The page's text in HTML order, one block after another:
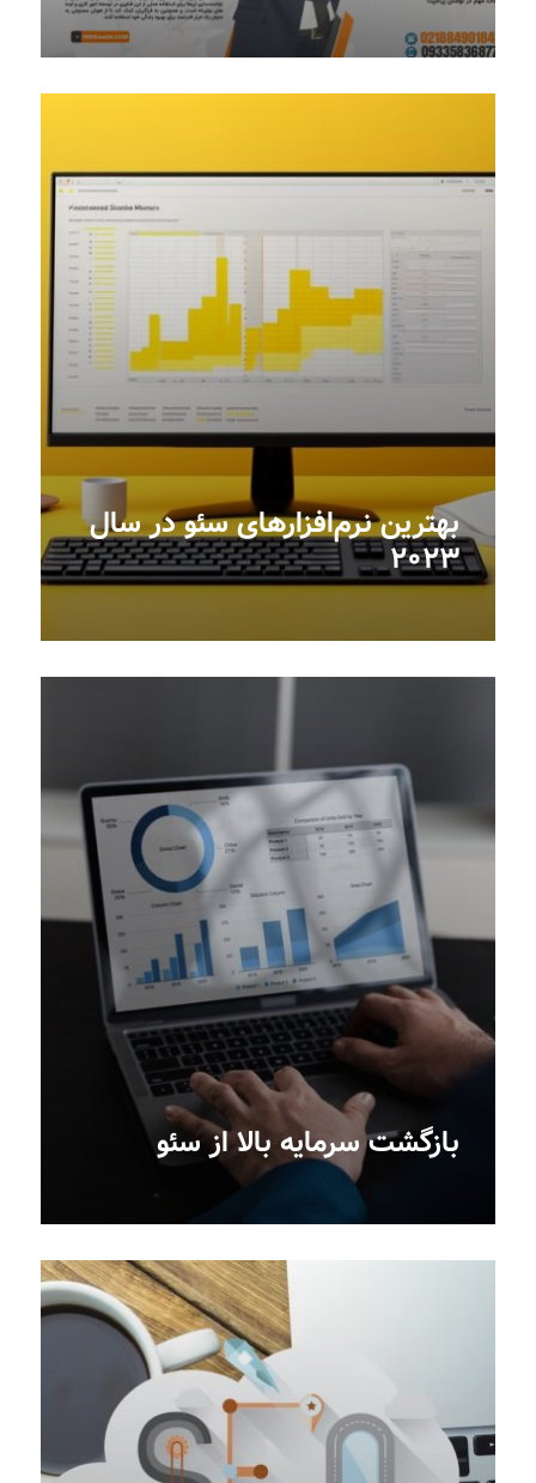
بهترین نرم‌افزارهای سئو در سال
۲۰۲۳
بازگشت سرمایه بالا از سئو